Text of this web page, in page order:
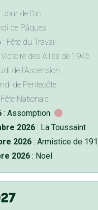
: Jour de l'an
de Pâques
: Fête du Travail
Victoire des Alliés de 1945
de l'Ascension
de Pentecôte
Nationale
: Assomption
2026: La Toussaint
2026: Armistice de
2026: Noël